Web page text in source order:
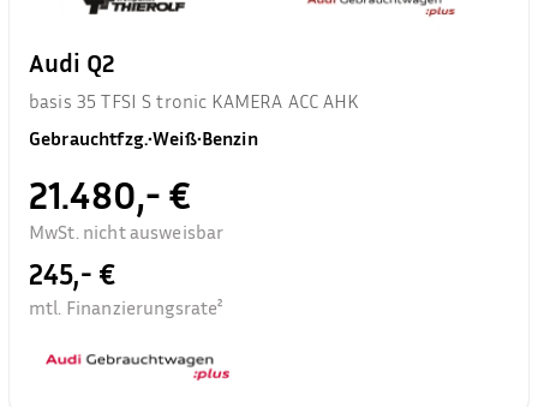
Audi Q2
basis 35 TFSI S tronic KAMERA ACC AHK
Gebrauchtfzg.•Weiß•Benzin
21.480,- €
MwSt. nicht ausweisbar
245,- €
mtl. Finanzierungsrate²